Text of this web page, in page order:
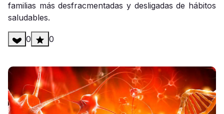
familias más desfracmentadas y desligadas de hábitos
saludables.
0 0